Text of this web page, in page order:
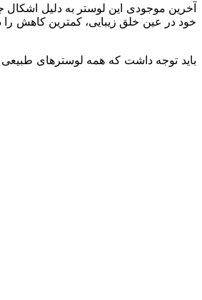
خود در عین خلق زیبایی، کمترین کاهش را
باید توجه داشت که همه لوسترهای